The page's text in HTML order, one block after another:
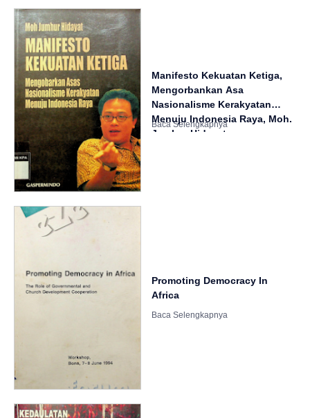
Manifesto Kekuatan Ketiga,
Mengorbankan Asa
Nasionalisme Kerakyatan
Menuju Indonesia Raya, Moh.
Jumhur Hidayat
Promoting Democracy In
Africa